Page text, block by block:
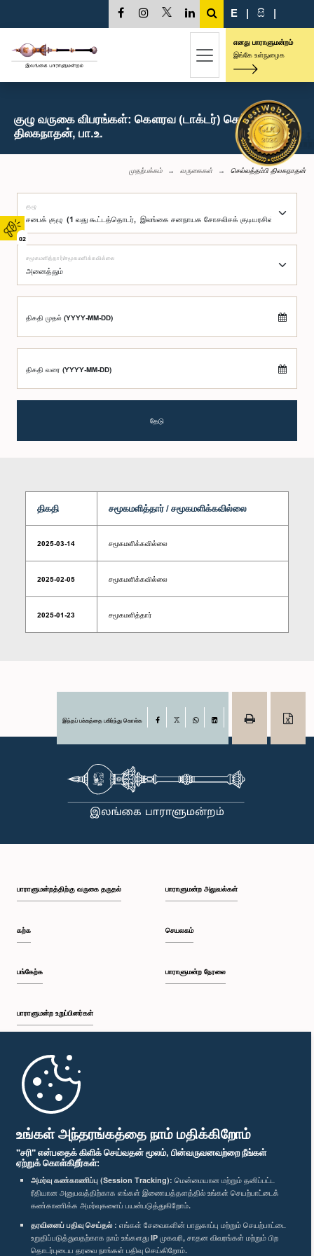
உங்கள் அந்தரங்கத்தை நாம் மதிக்கிறோம்
"சரி" என்பதைக் கிளிக் செய்வதன் மூலம், பின்வருவனவற்றை நீங்கள்
ஏற்றுக் கொள்கிறீர்கள்:
அமர்வு கண்காணிப்பு (Session Tracking): மென்மையான மற்றும் தனிப்பட்ட
ரீதியான அனுபவத்திற்காக எங்கள் இணையத்தளத்தில் உங்கள் செயற்பாட்டைக்
கண்காணிக்க அமர்வுகளைப் பயன்படுத்துகிறோம்.
தரவினைப் பதிவு செய்தல் : எங்கள் சேவைகளின் பாதுகாப்பு மற்றும் செயற்பாட்டை
உறுதிப்படுத்துவதற்காக நாம் உங்களது IP முகவரி, சாதன விவரங்கள் மற்றும் பிற
தொடர்புடைய தரவை நாங்கள் பதிவு செய்கிறோம்.
02
E | සි |
எனது பாராளுமன்றம்
இங்கே உள்நுழைக
குழு வருகை விபரங்கள்: கௌரவ (டாக்டர்) செல்லத்தம்பி
திலகநாதன், பா.உ.
முதற்பக்கம் வருகைகள் செல்லத்தம்பி திலகநாதன்
குழு
சமூகமளித்தார்/சமூகமளிக்கவில்லை
திகதி முதல் (YYYY-MM-DD)
திகதி வரை (YYYY-MM-DD)
தேடு
திகதி சமூகமளித்தார் / சமூகமளிக்கவில்லை
2025-03-14 சமூகமளிக்கவில்லை
2025-02-05 சமூகமளிக்கவில்லை
2025-01-23 சமூகமளித்தார்
இந்தப் பக்கத்தை பகிர்ந்து கொள்க Facebook
பாராளுமன்றத்திற்கு வருகை தருதல்
கற்க
பங்கேற்க
பாராளுமன்ற உறுப்பினர்கள்
முதற்பக்கம்
பாராளுமன்ற அலுவல்கள்
செயலகம்
பாராளுமன்ற நேரலை
பாராளுமன்ற கையடக்க செயலி
எம்மை பின்தொடர்க :
விருதுகள்